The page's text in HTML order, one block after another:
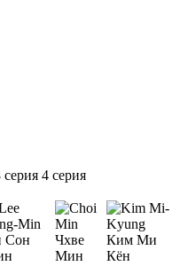
серия 4 серия
Сон
Чхве
Мин
Ким Ми
Кён